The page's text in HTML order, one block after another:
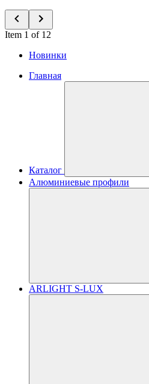
Item 1 of 12
Новинки
Главная
Каталог
Алюминиевые профили
ARLIGHT S-LUX